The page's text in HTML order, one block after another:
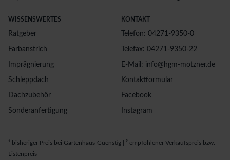
WISSENSWERTES
Ratgeber
Farbanstrich
Imprägnierung
Schleppdach
Dachzubehör
Sonderanfertigung
KONTAKT
Telefon: 04271-9350-0
Telefax: 04271-9350-22
E-Mail: info@hgm-motzner.de
Kontaktformular
Facebook
Instagram
¹ bisheriger Preis bei Gartenhaus-Guenstig | ² empfohlener Verkaufspreis bzw.
Listenpreis